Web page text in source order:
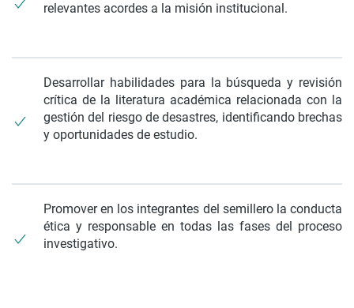
relevantes acordes a la misión institucional.
Desarrollar habilidades para la búsqueda y revisión
crítica de la literatura académica relacionada con la
gestión del riesgo de desastres, identificando brechas
y oportunidades de estudio.
Promover en los integrantes del semillero la conducta
ética y responsable en todas las fases del proceso
investigativo.